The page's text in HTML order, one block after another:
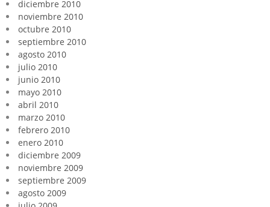
diciembre 2010
noviembre 2010
octubre 2010
septiembre 2010
agosto 2010
julio 2010
junio 2010
mayo 2010
abril 2010
marzo 2010
febrero 2010
enero 2010
diciembre 2009
noviembre 2009
septiembre 2009
agosto 2009